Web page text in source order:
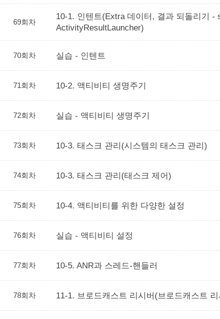
69회차
10-1. 인텐트(Extra 데이터, 결과 되돌리기
ActivityResultLauncher)
70회차 실습 - 인텐트
71회차 10-2. 액티비티 생명주기
72회차 실습 - 액티비티 생명주기
73회차 10-3. 태스크 관리(시스템의 태스크 관리)
74회차 10-3. 태스크 관리(태스크 제어)
75회차 10-4. 액티비티를 위한 다양한 설정
76회차 실습 - 액티비티 설정
77회차 10-5. ANR과 스레드-핸들러
78회차 11-1. 브로드캐스트 리시버(브로드캐스트